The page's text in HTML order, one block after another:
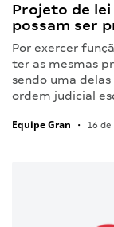
Projeto de
possam ser
Por exercer
ter as mesmas
sendo uma
ordem judicial
Equipe Gran • 16